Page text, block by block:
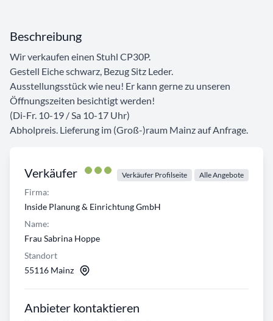
Verkäufer Verkäufer Profilseite Alle Angebote
Firma:
Inside Planung & Einrichtung GmbH
Name:
Frau Sabrina Hoppe
Standort
55116 Mainz
Anbieter kontaktieren
Beschreibung
Wir verkaufen einen Stuhl CP30P.
Gestell Eiche schwarz, Bezug Sitz Leder.
Ausstellungsstück wie neu! Er kann gerne zu unseren
Öffnungszeiten besichtigt werden!
(Di-Fr. 10-19 / Sa 10-17 Uhr)
Abholpreis. Lieferung im (Groß-)raum Mainz auf Anfrage.